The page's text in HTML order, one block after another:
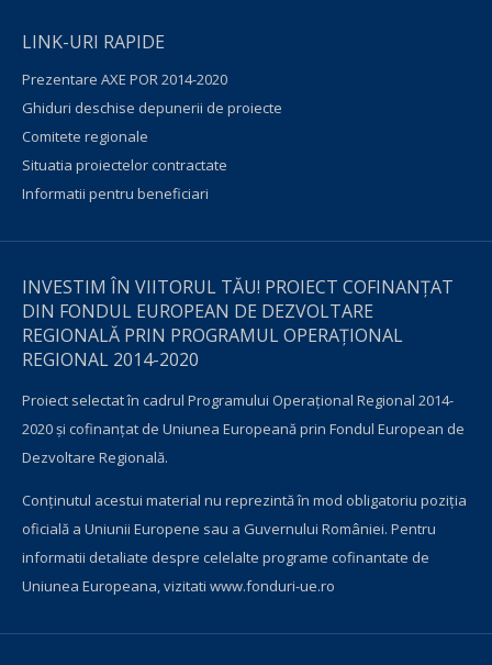
LINK-URI RAPIDE
Prezentare AXE POR 2014-2020
Ghiduri deschise depunerii de proiecte
Comitete regionale
Situatia proiectelor contractate
Informatii pentru beneficiari
INVESTIM ÎN VIITORUL TĂU! PROIECT COFINANȚAT
DIN FONDUL EUROPEAN DE DEZVOLTARE
REGIONALĂ PRIN PROGRAMUL OPERAŢIONAL
REGIONAL 2014-2020
Proiect selectat în cadrul Programului Operațional Regional 2014-
2020 și cofinanțat de Uniunea Europeană prin Fondul European de
Dezvoltare Regională.
Conţinutul acestui material nu reprezintă în mod obligatoriu poziţia
oficială a Uniunii Europene sau a Guvernului României. Pentru
informatii detaliate despre celelalte programe cofinantate de
Uniunea Europeana, vizitati www.fonduri-ue.ro